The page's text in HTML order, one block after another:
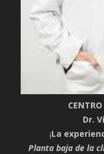
Dr.
¡La
Planta baja de la